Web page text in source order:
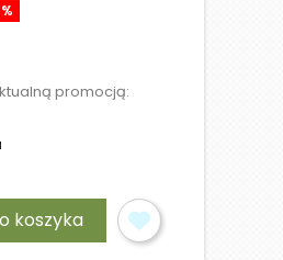
promocją:
koszyka